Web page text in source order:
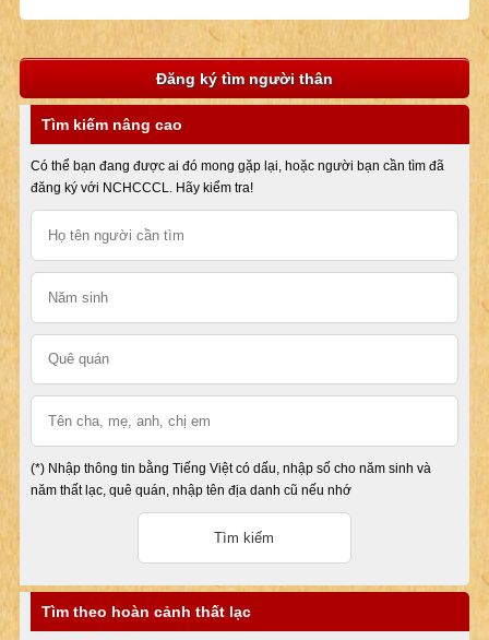
Đăng ký tìm người thân
Tìm kiếm nâng cao
Có thể bạn đang được ai đó mong gặp lại, hoặc người bạn cần tìm đã
đăng ký với NCHCCCL. Hãy kiểm tra!
(*) Nhập thông tin bằng Tiếng Việt có dấu, nhập số cho năm sinh và
năm thất lạc, quê quán, nhập tên địa danh cũ nếu nhớ
Tìm theo hoàn cảnh thất lạc